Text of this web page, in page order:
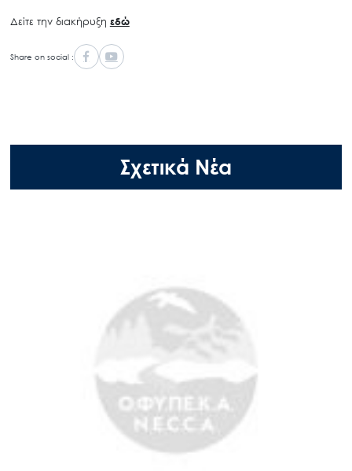
Δείτε την διακήρυξη εδώ
Share on social :
Σχετικά Νέα